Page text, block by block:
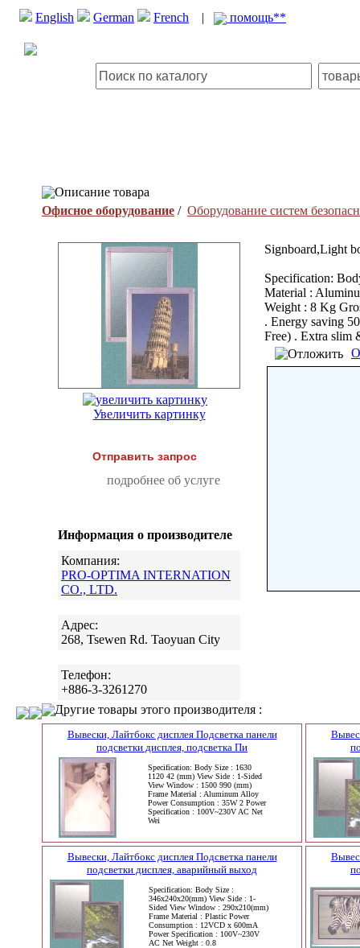
English German French | помощь**
Описание товара
Офисное оборудование / Оборудование систем
Увеличить картинку
Отправить запрос
подробнее об услуге
Информация о производителе
Компания:
PRO-OPTIMA INTERNATION
CO., LTD.
Адрес:
268, Tsewen Rd. Taoyuan City
Телефон:
+886-3-3261270
Signboard,Light
Specification:
Material :
Weight : 8 Kg
. Energy saving
Free) . Extra slim
Другие товары этого производителя :
Вывески, Лайтбокс дисплея Подсветка панели
подсветки дисплея, подсветка Пи
Specification: Body Size : 1630
1120 42 (mm) View Side : 1-Sided
View Window : 1500 990 (mm)
Frame Material : Aluminum Alloy
Power Consumption : 35W 2 Power
Specification : 100V~230V AC Net
Wei
Вывески, Лайтбокс дисплея Подсветка панели
подсветки дисплея, аварийный выход
Specification: Body Size :
346x240x20(mm) View Side : 1-
Sided View Window : 290x210(mm)
Frame Material : Plastic Power
Consumption : 12VCD x 600mA
Power Specification : 100V~230V
AC Net Weight : 0.8